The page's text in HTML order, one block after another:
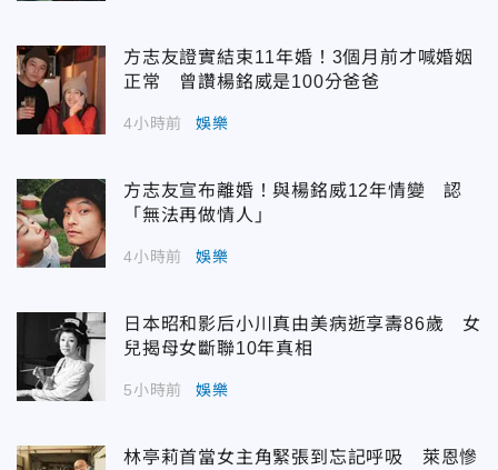
方志友證實結束11年婚！3個月前才喊婚姻
正常 曾讚楊銘威是100分爸爸
4小時前 娛樂
方志友宣布離婚！與楊銘威12年情變 認
「無法再做情人」
4小時前 娛樂
日本昭和影后小川真由美病逝享壽86歲 女
兒揭母女斷聯10年真相
5小時前 娛樂
林亭莉首當女主角緊張到忘記呼吸 萊恩慘